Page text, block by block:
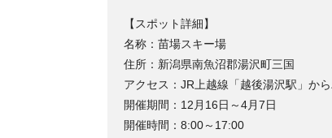
【スポット詳細】
名称：苗場スキー場
住所：新潟県南魚沼郡湯沢町三国
アクセス：JR上越線「越後湯沢駅」か
開催期間：12月16日～4月7日
開催時間：8:00～17:00